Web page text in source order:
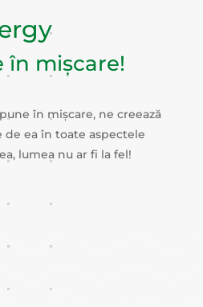
în mișcare!
în mișcare, ne creează
ea în toate aspectele
lumea nu ar fi la fel!